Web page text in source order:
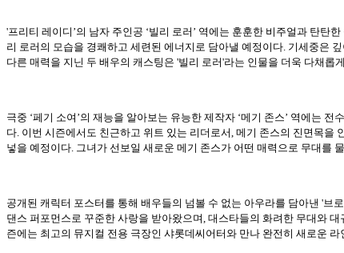
'프리티 레이디’의 남자 주인공 ‘빌리 로러’ 역에는 훈훈한 비주얼과 탄
리 로러의 모습을 경쾌하고 세련된 에너지로 담아낼 예정이다. 기세중은
다른 매력을 지닌 두 배우의 캐스팅은 '빌리 로러'라는 인물을 더욱 다채롭
극중 ‘페기 소여’의 재능을 알아보는 유능한 제작자 ‘메기 존스’ 역에는
다. 이번 시즌에서도 친근하고 위트 있는 리더로서, 메기 존스의 진면목
넣을 예정이다. 그녀가 선보일 새로운 메기 존스가 어떤 매력으로 무대를
공개된 캐릭터 포스터를 통해 배우들의 넘볼 수 없는 아우라를 담아낸 '브
댄스 퍼포먼스로 꾸준한 사랑을 받아왔으며, 대스타들의 화려한 무대와
즌에는 최고의 뮤지컬 전용 극장인 샤롯데씨어터와 만나 완전히 새로운